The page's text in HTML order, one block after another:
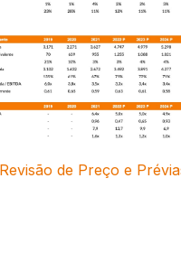
de Preço e